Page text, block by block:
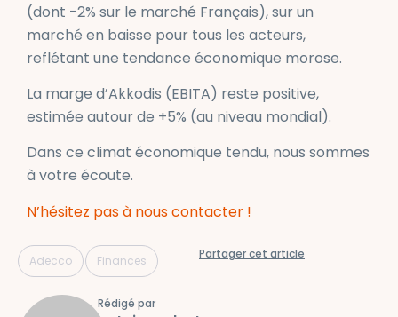
(dont -2% sur le marché Français), sur un
marché en baisse pour tous les acteurs,
reflétant une tendance économique morose.
La marge d’Akkodis (EBITA) reste positive,
estimée autour de +5% (au niveau mondial).
Dans ce climat économique tendu, nous sommes
à votre écoute.
N’hésitez pas à nous contacter !
Adecco Finances Partager cet article
Rédigé par